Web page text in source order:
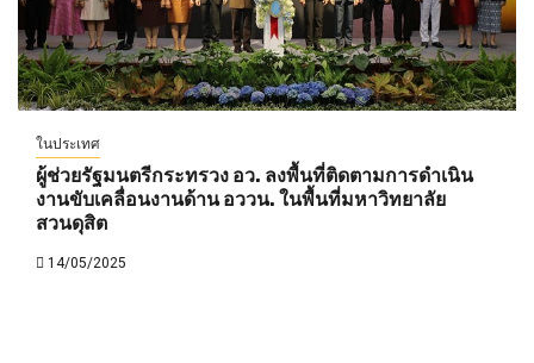
ในประเทศ
ผู้ช่วยรัฐมนตรีกระทรวง อว. ลงพื้นที่ติดตามการดำเนิน
งานขับเคลื่อนงานด้าน อววน. ในพื้นที่มหาวิทยาลัย
สวนดุสิต
14/05/2025